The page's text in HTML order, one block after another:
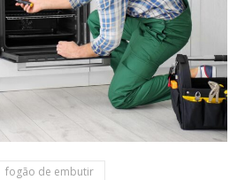
fogão de embutir